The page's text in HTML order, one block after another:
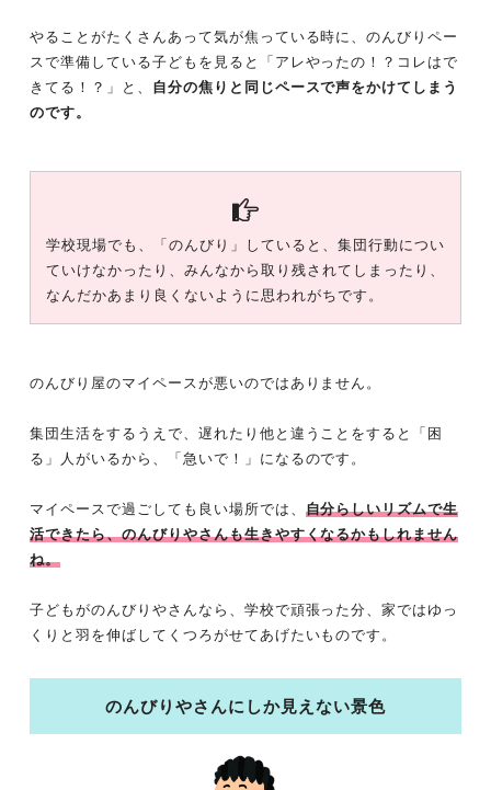
やることがたくさんあって気が焦っている時に、のんびりペー
スで準備している子どもを見ると「アレやったの！？コレはで
きてる！？」と、 自分の焦りと同じペースで声をかけてしまう
のです。
学校現場でも、「のんびり」していると、集団行動につい
ていけなかったり、みんなから取り残されてしまったり、
なんだかあまり良くないように思われがちです。
のんびり屋のマイペースが悪いのではありません。
集団生活をするうえで、遅れたり他と違うことをすると「困
る」人がいるから、「急いで！」になるのです。
マイペースで過ごしても良い場所では、 自分らしいリズムで生
活できたら、のんびりやさんも生きやすくなるかもしれません
ね。
子どもがのんびりやさんなら、学校で頑張った分、家ではゆっ
くりと羽を伸ばしてくつろがせてあげたいものです。
のんびりやさんにしか見えない景色